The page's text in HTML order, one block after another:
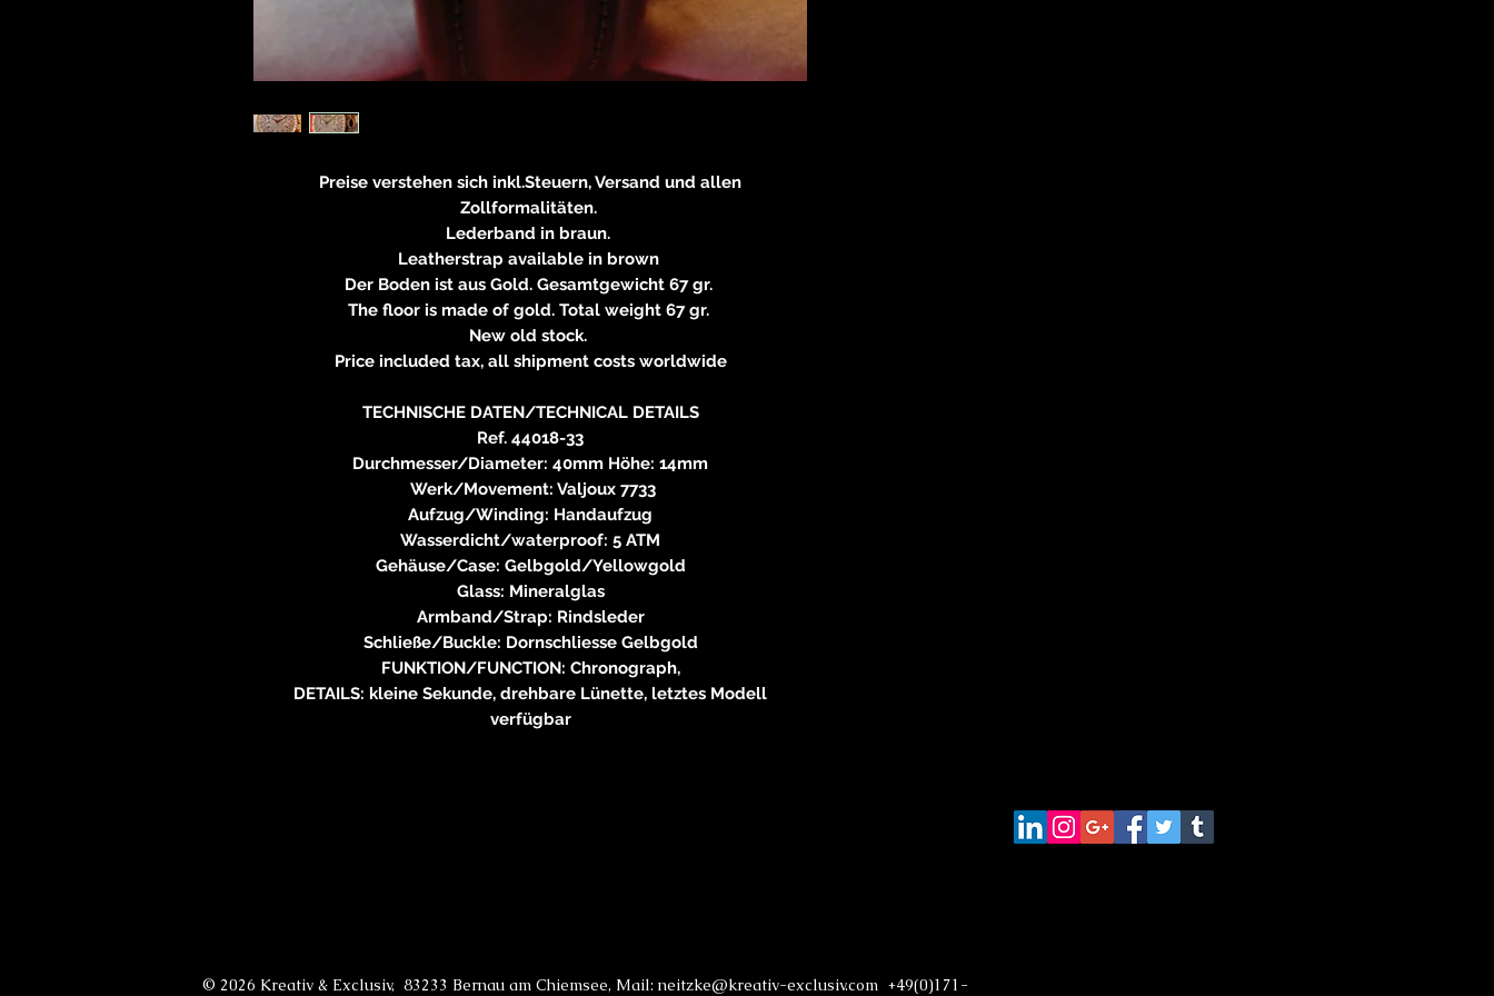
Preise verstehen sich inkl.Steuern, Versand und allen
Zollformalitäten.
Lederband in braun.
Leatherstrap available in brown
Der Boden ist aus Gold. Gesamtgewicht 67 gr.
The floor is made of gold. Total weight 67 gr.
New old stock.
Price included tax, all shipment costs worldwide
TECHNISCHE DATEN/TECHNICAL DETAILS
Ref. 44018-33
Durchmesser/Diameter: 40mm Höhe: 14mm
Werk/Movement: Valjoux 7733
Aufzug/Winding: Handaufzug
Wasserdicht/waterproof: 5 ATM
Gehäuse/Case: Gelbgold/Yellowgold
Glass: Mineralglas
Armband/Strap: Rindsleder
Schließe/Buckle: Dornschliesse Gelbgold
FUNKTION/FUNCTION: Chronograph,
DETAILS: kleine Sekunde, drehbare Lünette, letztes Modell
verfügbar
© 2026 Kreativ & Exclusiv, 83233 Bernau am Chiemsee, Mail: neitzke@kreativ-exclusiv.com +49(0)171-